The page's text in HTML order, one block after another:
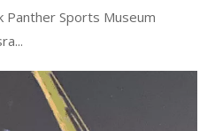
Panther Sports Museum